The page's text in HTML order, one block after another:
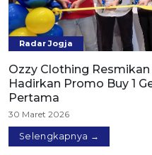
Radar Jogja
Ozzy Clothing
Hadirkan Promo Buy 1
Pertama
30 Maret 2026
Selengkapnya →